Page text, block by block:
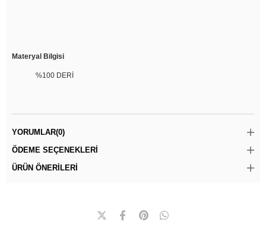
Materyal Bilgisi
%100 DERİ
YORUMLAR(0)
ÖDEME SEÇENEKLERI
ÜRÜN ÖNERILERI